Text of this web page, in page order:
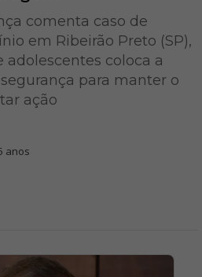
comenta caso de
em Ribeirão Preto (SP),
coloca a
para manter o
ação
anos